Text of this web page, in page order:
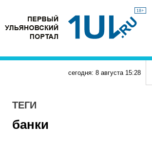
18+
силачи В Госдуме предложили выдавать корм и
людям, забравшим животных из приюта
сегодня: 8 августа 15:28
ТЕГИ
банки